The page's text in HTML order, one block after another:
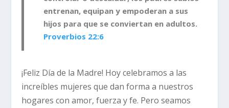
entrenan, equipan y empoderan a sus
hijos para que se conviertan en adultos.
Proverbios 22:6
¡Feliz Día de la Madre! Hoy celebramos a las
increíbles mujeres que dan forma a nuestros
hogares con amor, fuerza y ​​fe. Pero seamos